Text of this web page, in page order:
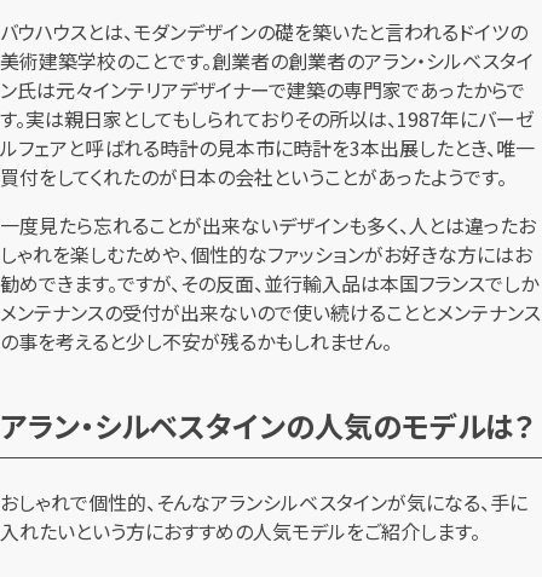
バウハウスとは、モダンデザインの礎を築いたと言われるドイツの
美術建築学校のことです。創業者の創業者のアラン・シルベスタイ
ン氏は元々インテリアデザイナーで建築の専門家であったからで
す。実は親日家としてもしられておりその所以は、1987年にバーゼ
ルフェアと呼ばれる時計の見本市に時計を3本出展したとき、唯一
買付をしてくれたのが日本の会社ということがあったようです。
一度見たら忘れることが出来ないデザインも多く、人とは違ったお
しゃれを楽しむためや、個性的なファッションがお好きな方にはお
勧めできます。ですが、その反面、並行輸入品は本国フランスでしか
メンテナンスの受付が出来ないので使い続けることとメンテナンス
の事を考えると少し不安が残るかもしれません。
アラン・シルベスタインの人気のモデルは？
おしゃれで個性的、そんなアランシルベスタインが気になる、手に
入れたいという方におすすめの人気モデルをご紹介します。